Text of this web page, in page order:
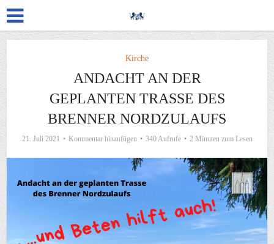
Kirche
ANDACHT AN DER
GEPLANTEN TRASSE DES
BRENNER NORDZULAUFS
21. Juli 2021 Kommentar hinzufügen 340 Aufrufe 2 Minuten zum Lesen